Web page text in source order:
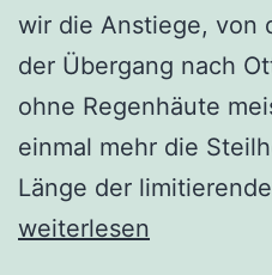
wir die Anstiege, von
der Übergang nach
ohne Regenhäute
einmal mehr die
Länge der
weiterlesen